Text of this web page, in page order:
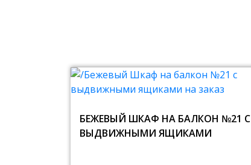
БЕЖЕВЫЙ ШКАФ НА БАЛКОН №21 С
ВЫДВИЖНЫМИ ЯЩИКАМИ